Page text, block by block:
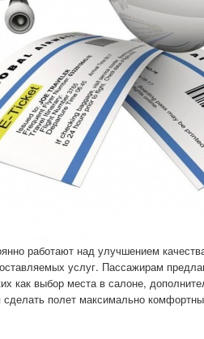
работают над улучшением
услуг. Пассажирам
как выбор места в салоне,
сделать полет максимально